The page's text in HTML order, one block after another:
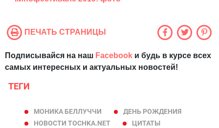
ПЕЧАТЬ СТРАНИЦЫ
Подписывайся на наш Facebook и будь в курсе всех
самых интересных и актуальных новостей!
ТЕГИ
МОНИКА БЕЛЛУЧЧИ
ДЕНЬ РОЖДЕНИЯ
НОВОСТИ TOCHKA.NET
ЦИТАТЫ